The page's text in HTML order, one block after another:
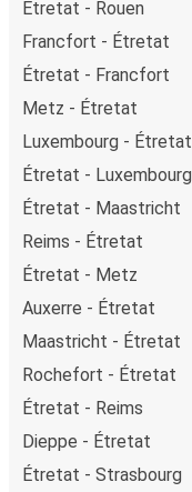
Étretat - Rouen
Francfort - Étretat
Étretat - Francfort
Metz - Étretat
Luxembourg - Étretat
Étretat - Luxembourg
Étretat - Maastricht
Reims - Étretat
Étretat - Metz
Auxerre - Étretat
Maastricht - Étretat
Rochefort - Étretat
Étretat - Reims
Dieppe - Étretat
Étretat - Strasbourg